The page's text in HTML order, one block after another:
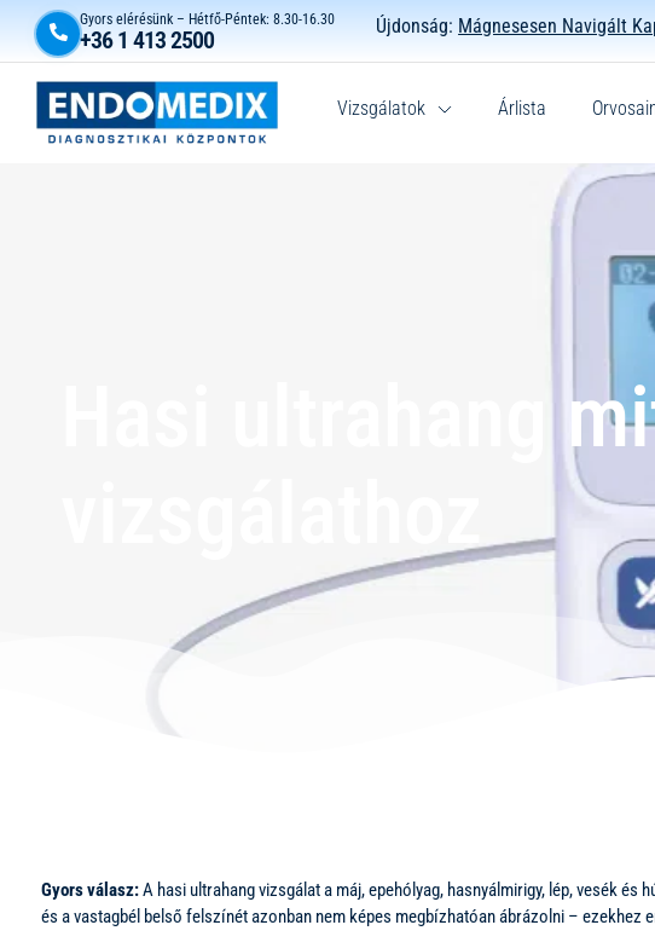
Gyors elérésünk – Hétfő-Péntek: 8.30-16.30
+36 1 413 2500 Újdonság: Mágnesesen Navigált
Vizsgálatok Árlista
Hasi ultrahang
Gyors válasz:A hasi ultrahang vizsgálat a máj, epehólyag, hasnyálmirigy, lép, vesék
és a vastagbél belső felszínét azonban nem képes megbízhatóan ábrázolni – ezekhez